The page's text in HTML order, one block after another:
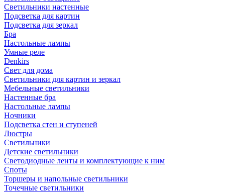
Светильники настенные
Подсветка для картин
Подсветка для зеркал
Бра
Настольные лампы
Умные реле
Denkirs
Свет для дома
Светильники для картин и зеркал
Мебельные светильники
Настенные бра
Настольные лампы
Ночники
Подсветка стен и ступеней
Люстры
Светильники
Детские светильники
Светодиодные ленты и комплектующие к ним
Споты
Торшеры и напольные светильники
Точечные светильники